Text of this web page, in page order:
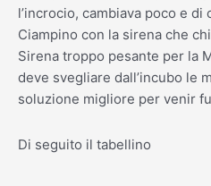
l’incrocio, cambiava poco e
Ciampino con la sirena che
Sirena troppo pesante per la
deve svegliare dall’incubo le
soluzione migliore per venir
Di seguito il tabellino